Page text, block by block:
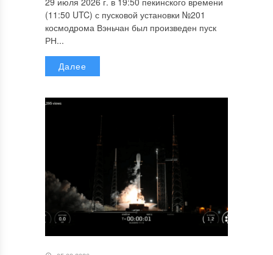
(11:50 UTC) с пусковой установки №201
космодрома Вэньчан был произведен пуск
РН...
Далее